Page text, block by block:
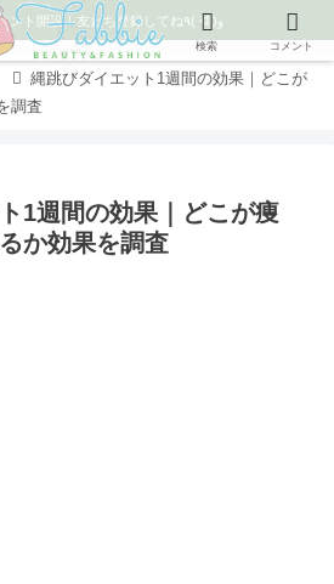
LINEの公式アカウント開設！友だち登録してね٩( ᐛ )و
縄跳びダイエット1週間の効果｜どこが
調査
1週間の効果｜どこが痩
か効果を調査
検索 コメント